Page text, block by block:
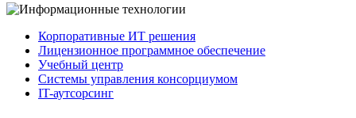
Корпоративные ИТ решения
Лицензионное программное обеспечение
Учебный центр
Системы управления консорциумом
IT-аутсорсинг